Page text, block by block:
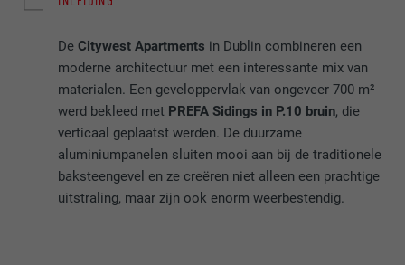
DeCitywest Apartments in Dublin combineren een
moderne architectuur met een interessante mix van
materialen. Een geveloppervlak van ongeveer 700 m²
werd bekleed met PREFA Sidings in P.10 bruin, die
verticaal geplaatst werden. De duurzame
aluminiumpanelen sluiten mooi aan bij de traditionele
baksteengevel en ze creëren niet alleen een prachtige
uitstraling, maar zijn ook enorm weerbestendig.